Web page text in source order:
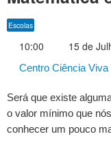
Escolas
10:00 15 de
Centro Ciência Viva
Será que existe
o valor mínimo que
conhecer um pouco